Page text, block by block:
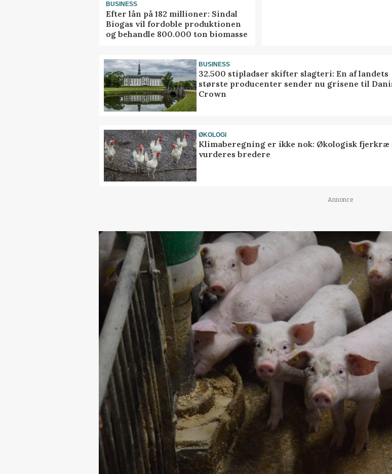
BUSINESS
Efter lån på 182 millioner: Sindal
Biogas vil fordoble produktionen
og behandle 800.000 ton biomasse
BUSINESS
32.500 stipladser skifter slagteri: En af landets
største producenter sender nu grisene til
Crown
ØKOLOGI
Klimaberegning er ikke nok: Økologisk fjerkræ
vurderes bredere
Annonce